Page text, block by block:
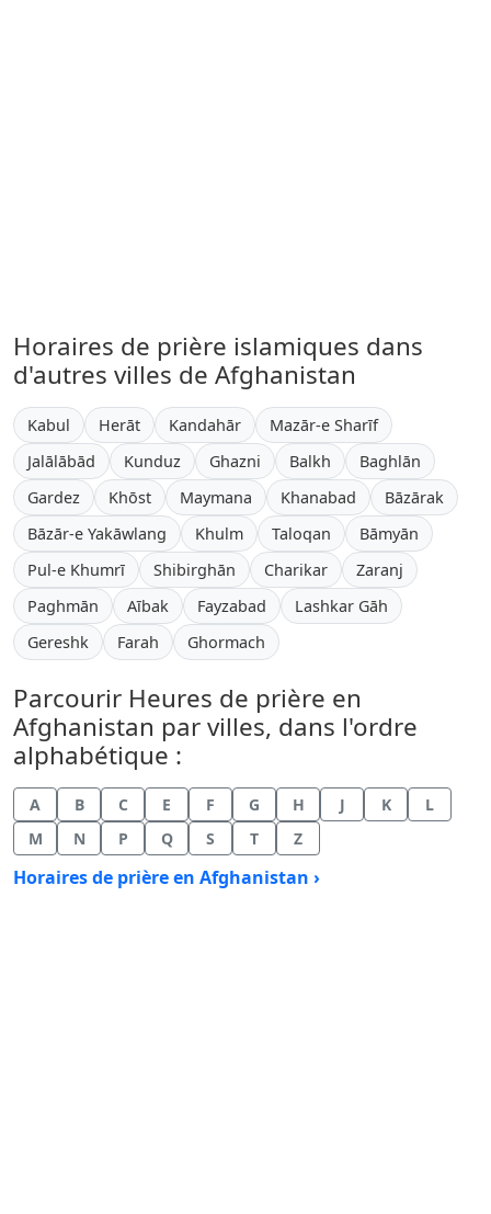
Horaires de prière islamiques dans
d'autres villes de Afghanistan
Kabul Herāt Kandahār
Mazār-e Sharīf
Jalālābād
Kunduz Ghazni Balkh
Baghlān
Gardez
Khōst Maymana Khanabad
Bāzārak
Bāzār-e Yakāwlang
Khulm Taloqan
Bāmyān
Pul-e Khumrī
Shibirghān Charikar
Zaranj
Paghmān
Aībak Fayzabad
Lashkar Gāh
Gereshk
Farah Ghormach
Parcourir Heures de prière en
Afghanistan par villes, dans l'ordre
alphabétique :
A B C E F G H J K
L
M
N P Q S T Z
Horaires de prière en Afghanistan ›